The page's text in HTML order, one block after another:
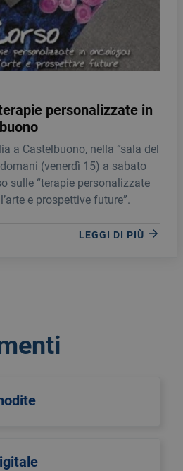
personalizzate in
a Castelbuono, nella “sala del
(venerdì 15) a sabato
sulle “terapie personalizzate
e prospettive future”.
LEGGI DI PIÙ